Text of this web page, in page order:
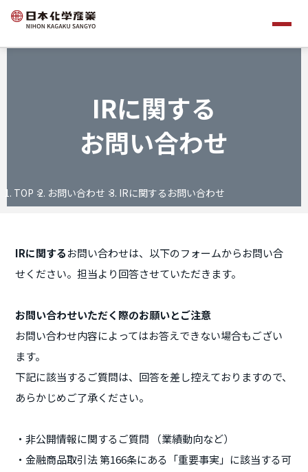
IRに関する
お問い合わせ
TOP お問い合わせ IRに関するお問い合わせ
IRに関するお問い合わせは、以下のフォームからお問い合
せください。担当より回答させていただきます。
お問い合わせいただく際のお願いとご注意
お問い合わせ内容によってはお答えできない場合もござい
ます。
下記に該当するご質問は、回答を差し控えておりますので、
あらかじめご了承ください。
・非公開情報に関するご質問 （業績動向など）
・金融商品取引法 第166条にある「重要事実」に該当する可